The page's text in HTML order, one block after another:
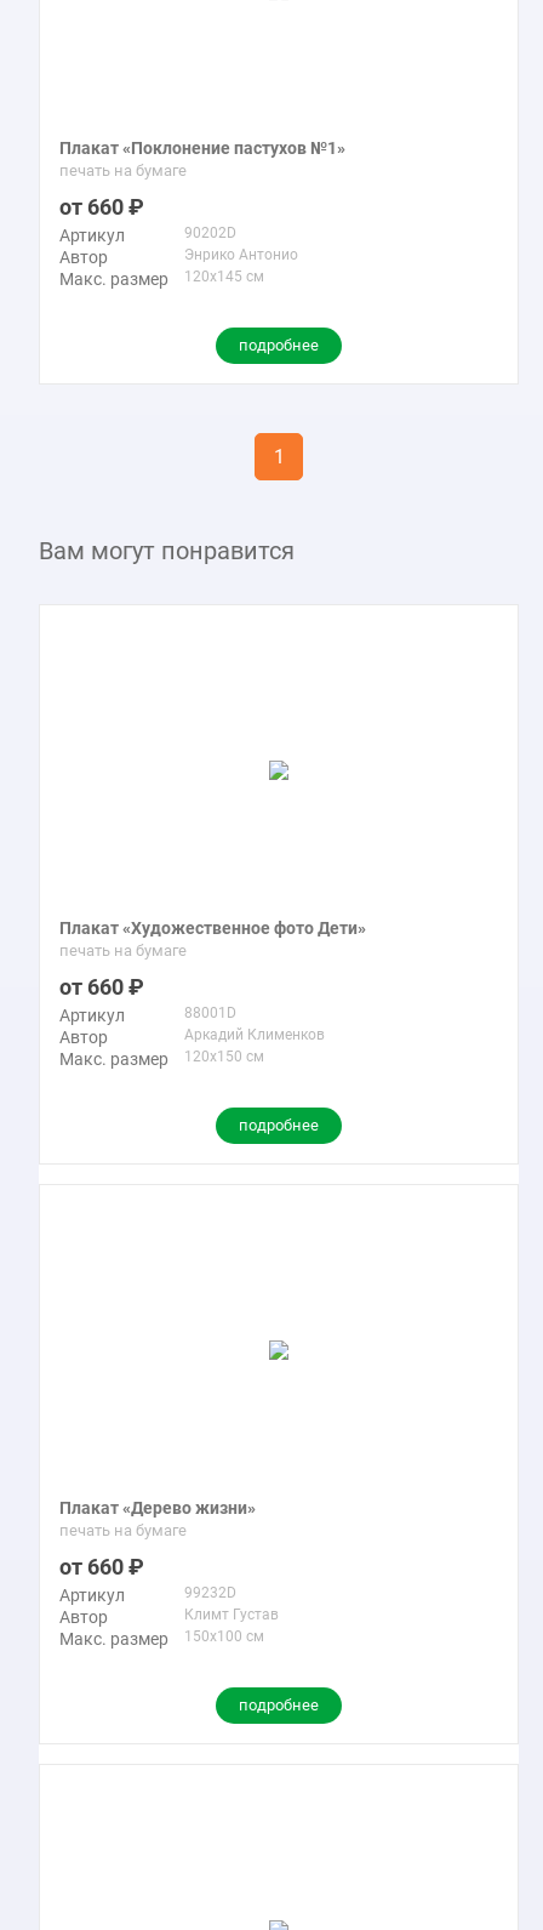
Плакат «Поклонение пастухов №1»
печать на бумаге
660
Артикул 90202D
Автор Энрико Антонио
Макс. размер 120x145 см
подробнее
1
Вам могут понравится
Плакат «Художественное фото Дети»
печать на бумаге
660
Артикул 88001D
Автор Аркадий Клименков
Макс. размер 120x150 см
подробнее
Плакат «Дерево жизни»
печать на бумаге
660
Артикул 99232D
Автор Климт Густав
Макс. размер 150x100 см
подробнее